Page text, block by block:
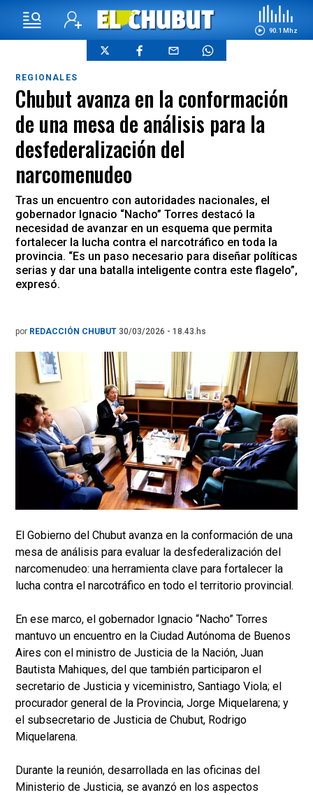
90.1 Mhz
REGIONALES
Chubut avanza en la conformación
de una mesa de análisis para la
desfederalización del
narcomenudeo
Tras un encuentro con autoridades nacionales, el
gobernador Ignacio “Nacho” Torres destacó la
necesidad de avanzar en un esquema que permita
fortalecer la lucha contra el narcotráfico en toda la
provincia. “Es un paso necesario para diseñar políticas
serias y dar una batalla inteligente contra este flagelo”,
expresó.
por REDACCIÓN CHUBUT 30/03/2026 - 18.43.hs
El Gobierno del Chubut avanza en la conformación de una
mesa de análisis para evaluar la desfederalización del
narcomenudeo: una herramienta clave para fortalecer la
lucha contra el narcotráfico en todo el territorio provincial.
En ese marco, el gobernador Ignacio “Nacho” Torres
mantuvo un encuentro en la Ciudad Autónoma de Buenos
Aires con el ministro de Justicia de la Nación, Juan
Bautista Mahiques, del que también participaron el
secretario de Justicia y viceministro, Santiago Viola; el
procurador general de la Provincia, Jorge Miquelarena; y
el subsecretario de Justicia de Chubut, Rodrigo
Miquelarena.
Durante la reunión, desarrollada en las oficinas del
Ministerio de Justicia, se avanzó en los aspectos